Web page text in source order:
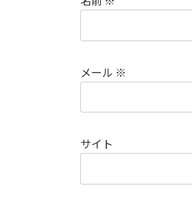
メール ※
サイト